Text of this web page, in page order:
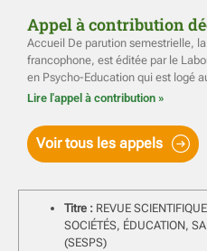
Appel à contribution
Accueil De parution semestrielle,
francophone, est éditée par le
en Psycho-Education qui est logé
Lire l'appel à contribution »
Voir tous les appels
Titre : REVUE SCIENTIFIQUE
SOCIÉTÉS, ÉDUCATION,
(SESPS)